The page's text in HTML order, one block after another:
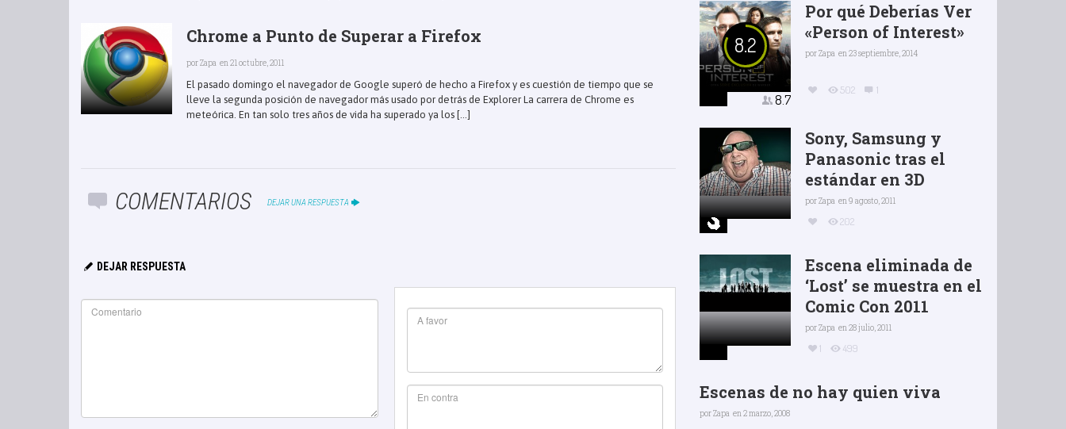
Chrome a Punto de Superar a Firefox
porZapa en 21 octubre, 2011
El pasado domingo el navegador de Google superó de hecho a Firefox y es cuestión de tiempo que se
lleve la segunda posición de navegador más usado por detrás de Explorer La carrera de Chrome es
meteórica. En tan solo tres años de vida ha superado ya los [...]
COMENTARIOS DEJAR UNA RESPUESTA
DEJAR RESPUESTA
8.2
8.7
Por qué Deberías Ver
«Person of Interest»
porZapa en 23 septiembre, 2014
502 1
Sony, Samsung y
Panasonic tras el
estándar en 3D
porZapa en 9 agosto, 2011
202
Escena eliminada de
‘Lost’ se muestra en el
Comic Con 2011
porZapa en 28 julio, 2011
1 499
Escenas de no hay quien viva
porZapa en 2 marzo, 2008